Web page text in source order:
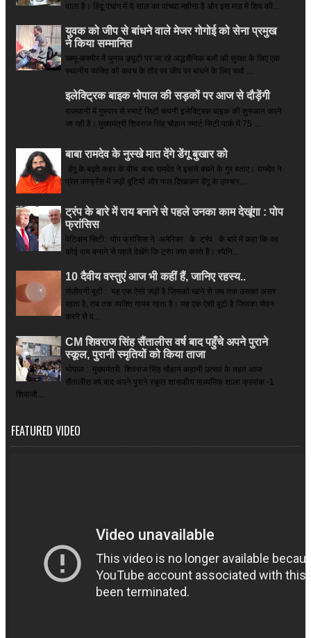
वाला है। हिंदू पंचांग में ये साल का पांचवा महीना है और इस माह में शिव की...
युवक को जीप से बांधने वाले मेजर गोगोई को सेना प्रमुख
ने किया सम्‍मानित
जम्मू-कश्मीर में चुनाव ड्यूटी पर जा रहे अद्धसैनिक बलों की सुरक्षा के लिए एक
स्थानीय व्यक्ति को कवच के तौर पर जीप पर बांधने के लिए चर्चा ...
इलेक्ट्रिक बाइक भोपाल की सड़कों पर आज से दौड़ेंगी
राजधानी में गुरुवार से स्मार्ट सिटी कंपनी इलेक्ट्रिक बाइक की शुरुआत करने
जा रही है। मुख्यमंत्री शिवराज सिंह चौहान स्मार्ट सिटी पार्क में 75 ...
बाबा रामदेव के नुस्खे मात देंगे डेंगू बुखार को
डेंगू के बढ़ते कहर के बीच बाबा रामदेव ने इससे बचने के गुर बताए। रामदेव ने
प्रेस कांफ्रेंस में जड़ी बूटियों और फल दिखाकर डेंगू के उपचार...
ट्रंप के बारे में राय बनाने से पहले उनका काम देखूंगा : पोप
फ्रांसिस
वेटिकन सिटी: पोप फ्रांसिस ने अमेरिका के ट्रंप के बारे में कहा कि वह
कोई राय बनाने से पहले देखेंगे कि ट्रंप क्या करते हैं। स्पेनि...
10 दैवीय वस्तुएं आज भी कहीं हैं, जानिए रहस्य..
संजीवनी बूटी : यह एक ऐसी जड़ी है जिसको खाने से जब तक उसका असर
रहता है, तब तक व्यक्ति गायब रहता है। यह एक ऐसी बूटी है जिसका सेवन
करने से व...
CM शिवराज सिंह सैंतालीस वर्ष बाद पहुँचे अपने पुराने
स्कूल, पुरानी स्मृतियों को किया ताजा
भोपाल : मुख्यमंत्री शिवराज सिंह चौहान कहानी उत्सव के तहत आज
सैंतालीस वर्ष बाद अपने पुराने स्कूल शासकीय माध्यमिक शाला क्रमांक -1
शिवाजी...
FEATURED VIDEO